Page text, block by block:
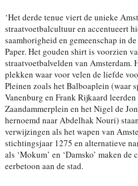
‘Het derde tenue viert de unieke
straatvoetbalcultuur en accentueert
saamhorigheid en gemeenschap in
Paper. Het gouden shirt is voorzien
straatvoetbalvelden van Amsterdam.
plekken waar voor velen de liefde
Pleinen zoals het Balboaplein (waar
Vanenburg en Frank Rijkaard
Zaandammerplein en het Nigel de
hernoemd naar Abdelhak Nouri)
verwijzingen als het wapen van
stichtingsjaar 1275 en alternatieve
als ‘Mokum’ en ‘Damsko’ maken de
eerbetoon aan de stad.